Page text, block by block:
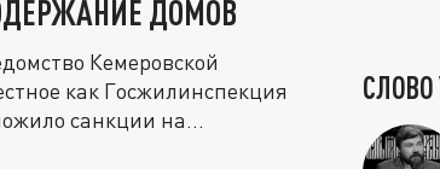
ДОМОВ
Кемеровской
как Госжилинспекция
санкции на
СЛОВО